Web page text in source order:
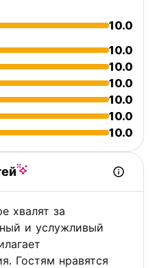
10.0
10.0
10.0
10.0
10.0
10.0
10.0
хвалят за
и услужливый
Гостям нравятся